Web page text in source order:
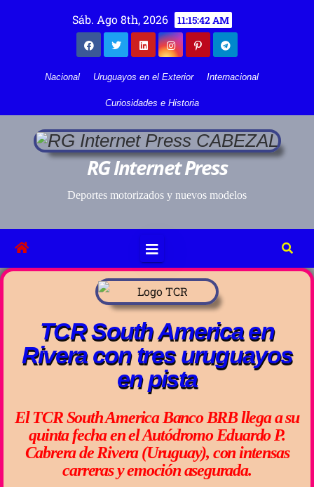
Sáb. Ago 8th, 2026 11:15:42 AM
Nacional Uruguayos en el Exterior Internacional
Curiosidades e Historia
RG Internet Press
Deportes motorizados y nuevos modelos
TCR South America en
Rivera con tres uruguayos
en pista
El TCR South America Banco BRB llega a su
quinta fecha en el Autódromo Eduardo P.
Cabrera de Rivera (Uruguay), con intensas
carreras y emoción asegurada.